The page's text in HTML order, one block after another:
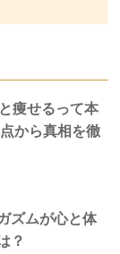
痩せるって本
から真相を徹
ズムが心と体
？